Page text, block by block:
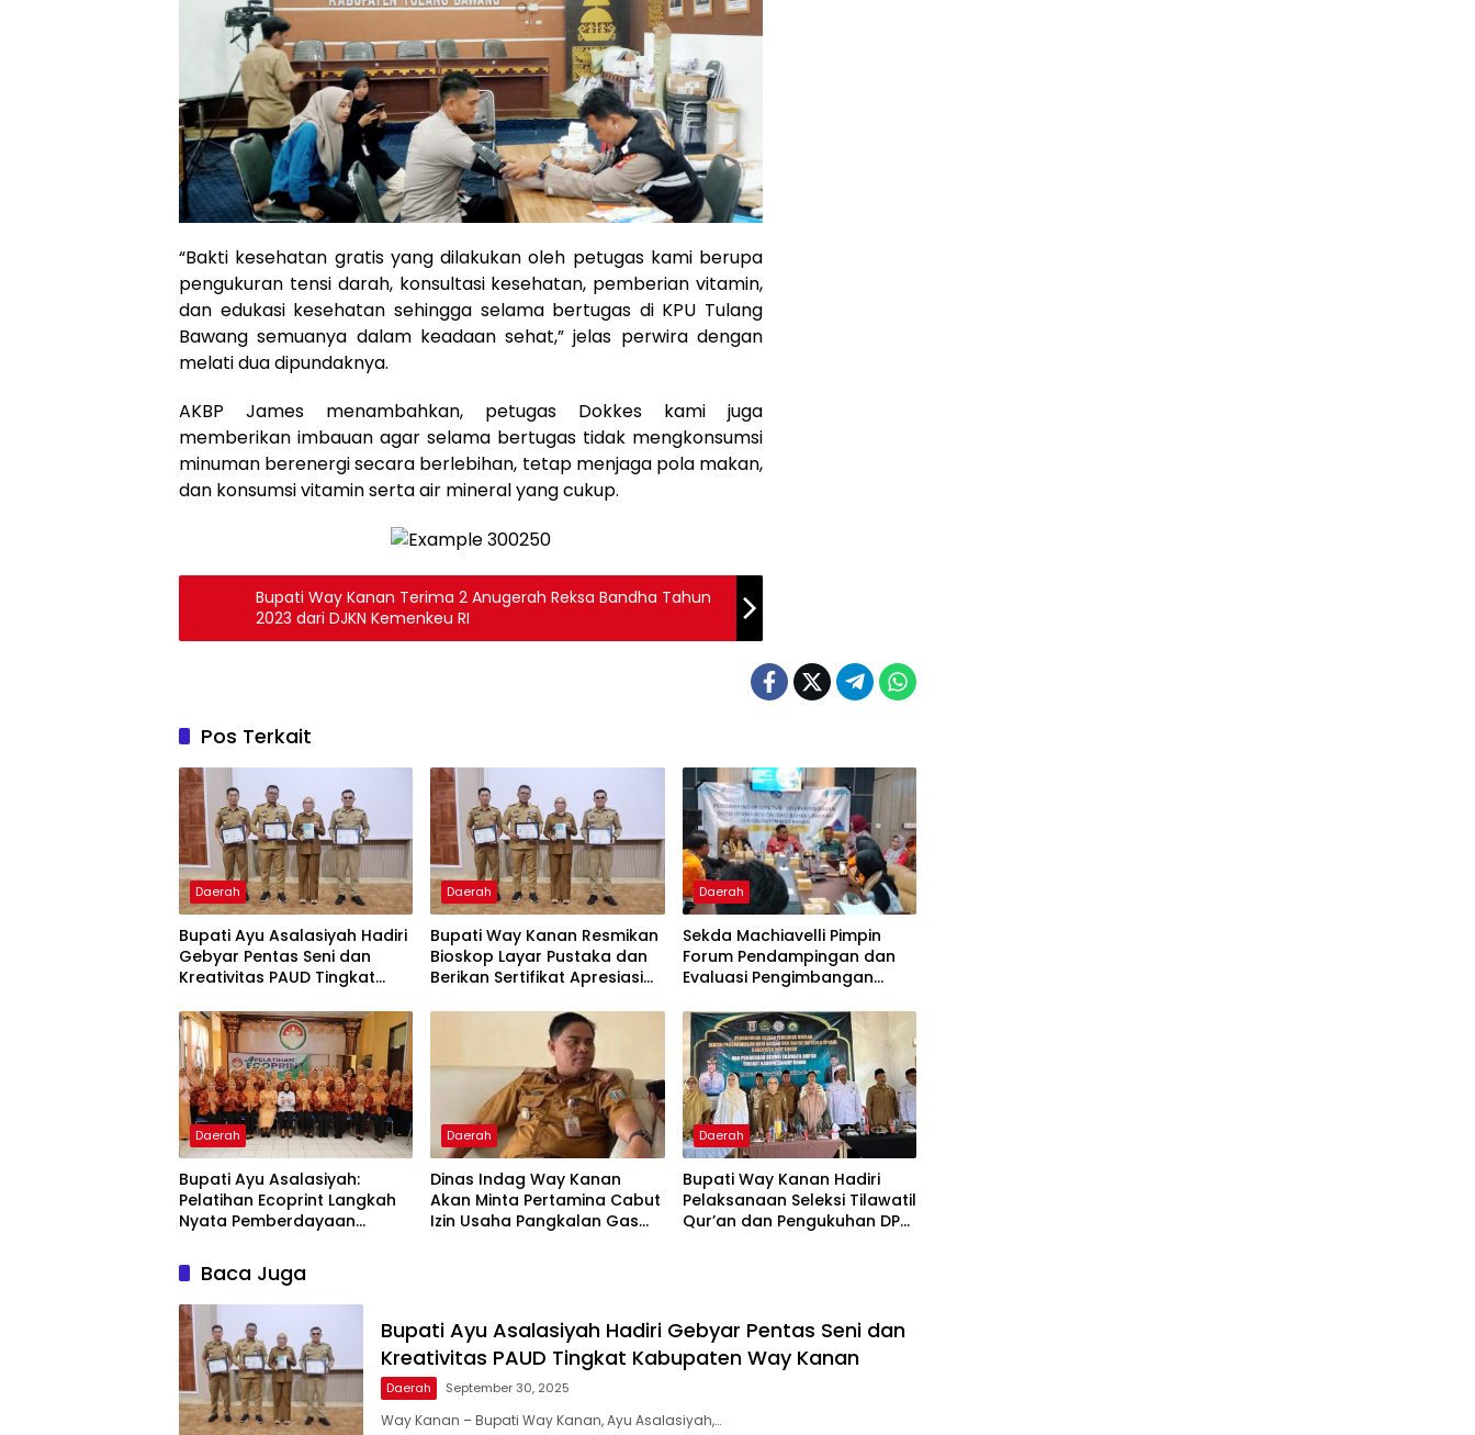
“Bakti kesehatan gratis yang dilakukan oleh petugas kami berupa
pengukuran tensi darah, konsultasi kesehatan, pemberian vitamin,
dan edukasi kesehatan sehingga selama bertugas di KPU Tulang
Bawang semuanya dalam keadaan sehat,” jelas perwira dengan
melati dua dipundaknya.
AKBP James menambahkan, petugas Dokkes kami juga
memberikan imbauan agar selama bertugas tidak mengkonsumsi
minuman berenergi secara berlebihan, tetap menjaga pola makan,
dan konsumsi vitamin serta air mineral yang cukup.
Bupati Way Kanan Terima 2 Anugerah Reksa Bandha Tahun
2023 dari DJKN Kemenkeu RI
Pos Terkait
Daerah
Bupati Ayu Asalasiyah Hadiri
Gebyar Pentas Seni dan
Kreativitas PAUD Tingkat
Daerah
Bupati Way Kanan Resmikan
Bioskop Layar Pustaka dan
Berikan Sertifikat Apresiasi
Daerah
Sekda Machiavelli Pimpin
Forum Pendampingan dan
Evaluasi Pengimbangan
Daerah
Bupati Ayu Asalasiyah:
Pelatihan Ecoprint Langkah
Nyata Pemberdayaan
Daerah
Dinas Indag Way Kanan
Akan Minta Pertamina Cabut
Izin Usaha Pangkalan Gas
Daerah
Bupati Way Kanan Hadiri
Pelaksanaan Seleksi Tilawatil
Qur’an dan Pengukuhan DPD
Baca Juga
Bupati Ayu Asalasiyah Hadiri Gebyar Pentas Seni dan
Kreativitas PAUD Tingkat Kabupaten Way Kanan
Daerah September 30, 2025
Way Kanan – Bupati Way Kanan, Ayu Asalasiyah,…